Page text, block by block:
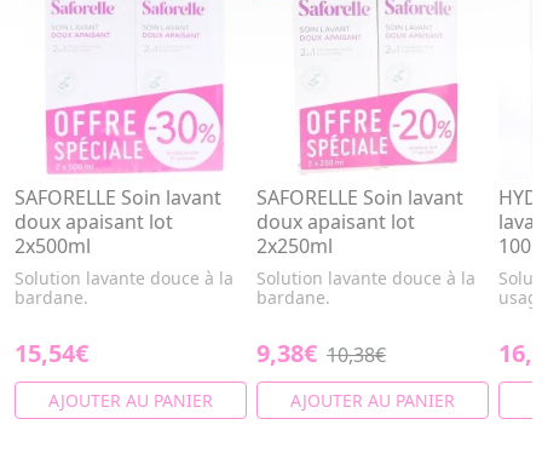
SAFORELLE Soin lavant
doux apaisant lot
2x500ml
Solution lavante douce à la
bardane.
15,54€
AJOUTER AU PANIER
SAFORELLE Soin lavant
doux apaisant lot
2x250ml
Solution lavante douce à la
bardane.
9,38€ 10,38€
AJOUTER AU PANIER